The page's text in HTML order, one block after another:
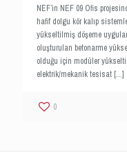
NEF’in NEF 09 Ofis
hafif dolgu kör kalıp
yükseltilmiş döşeme
oluşturulan betonarme
olduğu için modüler
elektrik/mekanik tesisat[…]
0